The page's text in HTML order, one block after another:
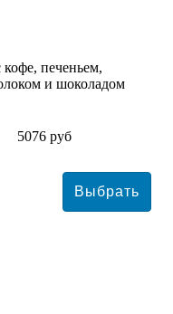
печеньем,
и шоколадом
5076 руб